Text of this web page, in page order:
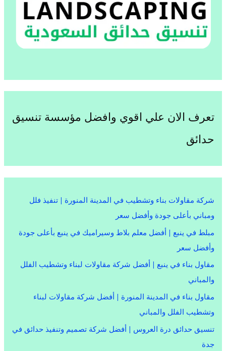
تعرف الان علي اقوي وافضل مؤسسة تنسيق
حدائق
شركة مقاولات بناء وتشطيب في المدينة المنورة | تنفيذ فلل
ومباني بأعلى جودة وأفضل سعر
مبلط في ينبع | أفضل معلم بلاط وسيراميك في ينبع بأعلى جودة
وأفضل سعر
مقاول بناء في ينبع | أفضل شركة مقاولات لبناء وتشطيب الفلل
والمباني
مقاول بناء في المدينة المنورة | أفضل شركة مقاولات لبناء
وتشطيب الفلل والمباني
تنسيق حدائق درة العروس | أفضل شركة تصميم وتنفيذ حدائق في
جدة